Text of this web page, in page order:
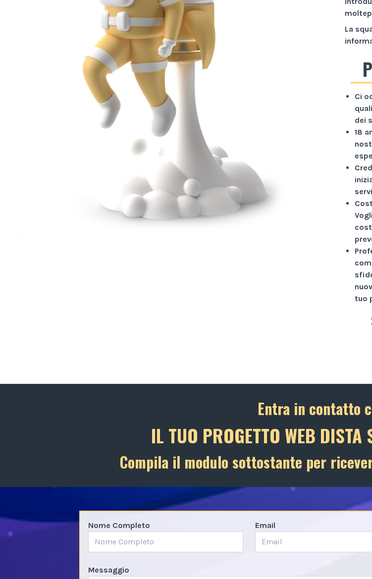
La
Ci
dei
18
tuo
Entra in contatto
IL TUO PROGETTO WEB
Compila il modulo sottostante per
Nome Completo Email
Messaggio